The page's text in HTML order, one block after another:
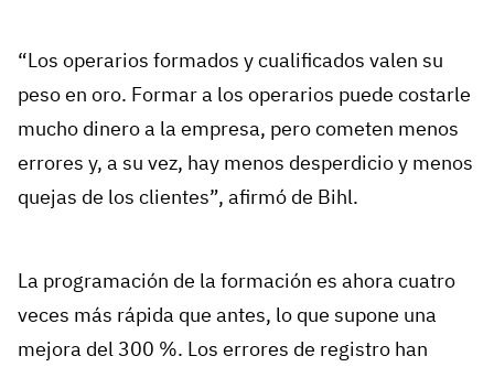
“Los operarios formados y cualificados valen su
peso en oro. Formar a los operarios puede costarle
mucho dinero a la empresa, pero cometen menos
errores y, a su vez, hay menos desperdicio y menos
quejas de los clientes”, afirmó de Bihl.
La programación de la formación es ahora cuatro
veces más rápida que antes, lo que supone una
mejora del 300 %. Los errores de registro han